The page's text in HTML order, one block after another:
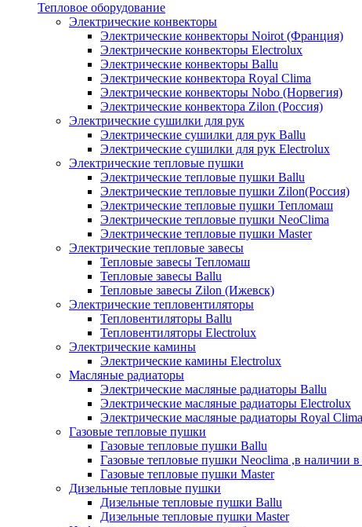
Тепловое оборудование
Электрические конвекторы
Электрические конвекторы Noirot (Франция)
Электрические конвекторы Electrolux
Электрические конвекторы Ballu
Электрические конвектора Royal Clima
Электрические конвекторы Nobo (Норвегия)
Электрические конвектора Zilon (Россия)
Электрические сушилки для рук
Электрические сушилки для рук Ballu
Электрические сушилки для рук Electrolux
Электрические тепловые пушки
Электрические тепловые пушки Ballu
Электрические тепловые пушки Zilon(Россия)
Электрические тепловые пушки Тепломаш
Электрические тепловые пушки NeoClima
Электрические тепловые пушки Master
Электрические тепловые завесы
Тепловые завесы Тепломаш
Тепловые завесы Ballu
Тепловые завесы Zilon (Ижевск)
Электрические тепловентиляторы
Тепловентиляторы Ballu
Тепловентиляторы Electrolux
Электрические камины
Электрические камины Electrolux
Масляные радиаторы
Электрические масляные радиаторы Ballu
Электрические масляные радиаторы Electrolux
Электрические масляные радиаторы Royal Clima
Газовые тепловые пушки
Газовые тепловые пушки Ballu
Газовые тепловые пушки Neoclima ,в наличии
Газовые тепловые пушки Master
Дизельные тепловые пушки
Дизельные тепловые пушки Ballu
Дизельные тепловые пушки Master